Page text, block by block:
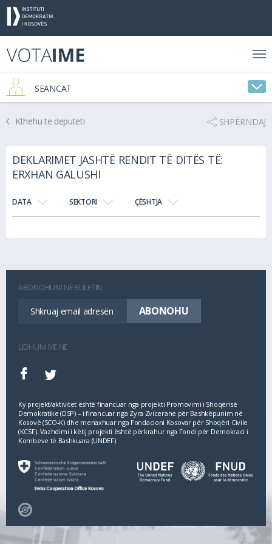
SEANCAT
Kthehu te deputeti SHPËRNDAJ
DEKLARIMET JASHTË RENDIT TË DITËS TË:
ERXHAN GALUSHI
DATA SEKTORI ÇËSHTJA
ABONOHUNI NË BULETIN
LIDHUNI ME NE
Ky projekt/aktivitet është financuar nga projekti Promovimi i Shoqërisë
Demokratike (DSP) – i financuar nga Zyra Zvicerane për Bashkëpunim në
Kosovë (SCO‐K) dhe menaxhuar nga Fondacioni Kosovar për Shoqëri Civile
(KCSF). Vazhdimi i këtij projekti është përkrahur nga Fondi për Demokraci i
Kombeve të Bashkuara (UNDEF).